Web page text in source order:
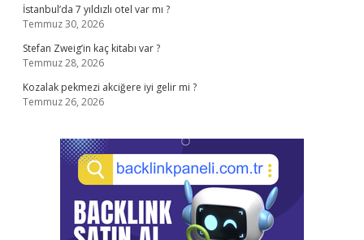
İstanbul’da 7 yıldızlı otel var mı ?
Temmuz 30, 2026
Stefan Zweig’in kaç kitabı var ?
Temmuz 28, 2026
Kozalak pekmezi akciğere iyi gelir mi ?
Temmuz 26, 2026